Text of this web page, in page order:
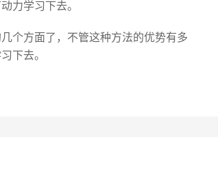
力学习下去。
个方面了，不管这种方法的优势有多
下去。